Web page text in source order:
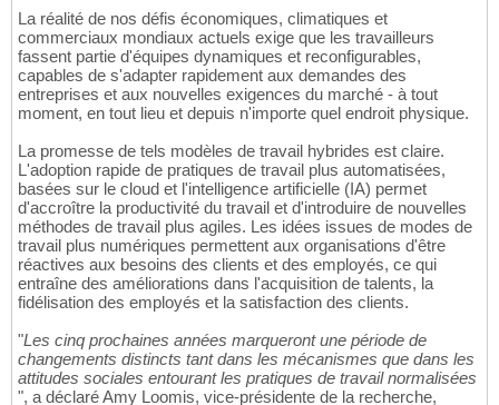
La réalité de nos défis économiques, climatiques et
commerciaux mondiaux actuels exige que les travailleurs
fassent partie d'équipes dynamiques et reconfigurables,
capables de s'adapter rapidement aux demandes des
entreprises et aux nouvelles exigences du marché - à tout
moment, en tout lieu et depuis n'importe quel endroit physique.
La promesse de tels modèles de travail hybrides est claire.
L'adoption rapide de pratiques de travail plus automatisées,
basées sur le cloud et l'intelligence artificielle (IA) permet
d'accroître la productivité du travail et d'introduire de nouvelles
méthodes de travail plus agiles. Les idées issues de modes de
travail plus numériques permettent aux organisations d'être
réactives aux besoins des clients et des employés, ce qui
entraîne des améliorations dans l'acquisition de talents, la
fidélisation des employés et la satisfaction des clients.
"Les cinq prochaines années marqueront une période de
changements distincts tant dans les mécanismes que dans les
attitudes sociales entourant les pratiques de travail normalisées
", a déclaré Amy Loomis, vice-présidente de la recherche,